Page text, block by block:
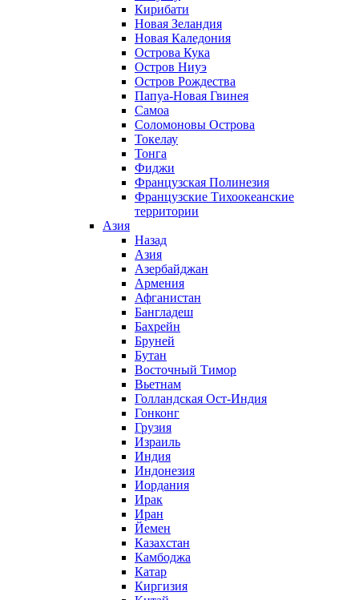
Кирибати
Новая Зеландия
Новая Каледония
Острова Кука
Остров Ниуэ
Остров Рождества
Папуа-Новая Гвинея
Самоа
Соломоновы Острова
Токелау
Тонга
Фиджи
Французская Полинезия
Французские Тихоокеанские
территории
Азия
Назад
Азия
Азербайджан
Армения
Афганистан
Бангладеш
Бахрейн
Бруней
Бутан
Восточный Тимор
Вьетнам
Голландская Ост-Индия
Гонконг
Грузия
Израиль
Индия
Индонезия
Иордания
Ирак
Иран
Йемен
Казахстан
Камбоджа
Катар
Киргизия